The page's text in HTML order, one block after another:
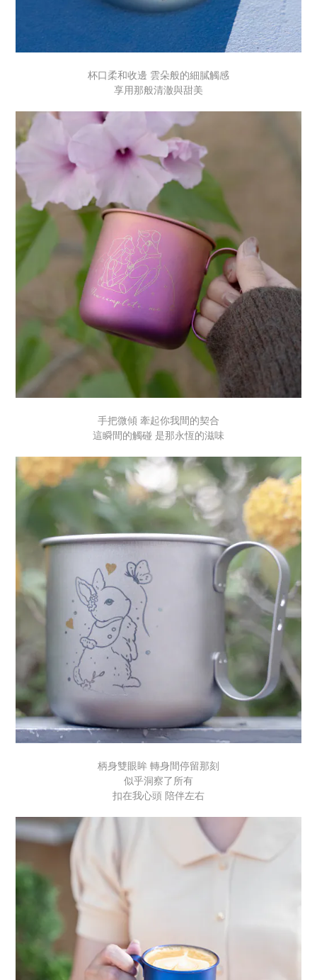
杯口柔和收邊 雲朵般的細膩觸感
享用那般清澈與甜美
手把微傾 牽起你我間的契合
這瞬間的觸碰 是那永恆的滋味
柄身雙眼眸 轉身間停留那刻
似乎洞察了所有
扣在我心頭 陪伴左右